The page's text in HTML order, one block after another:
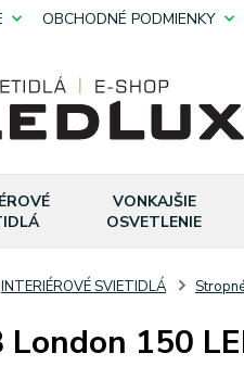
OBCHODNÉ PODMIENKY
VONKAJŠIE
OSVETLENIE
INTERIÉROVÉ SVIETIDLÁ
London 150